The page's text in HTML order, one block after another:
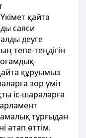
қайта
саяси
деуге
тепе-теңдігін
құруымыз
зор үміт
іс-шараларға
тұрғыдан
атап өттім.